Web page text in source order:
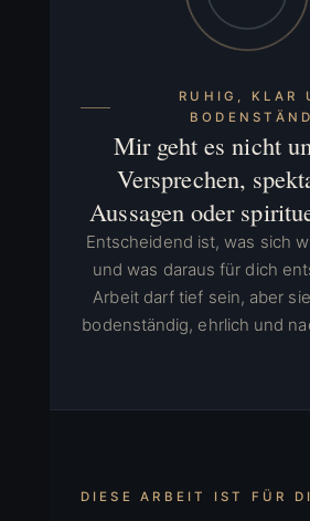
RUHIG, KLAR
Mir geht es nicht
Versprechen,
Aussagen oder
Entscheidend ist, was sich
und was daraus für dich
Arbeit darf tief sein, aber
bodenständig, ehrlich und
DIESE ARBEIT IST FÜR